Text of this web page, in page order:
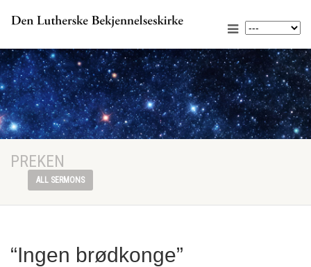
PREKEN
ALL SERMONS
“Ingen brødkonge”